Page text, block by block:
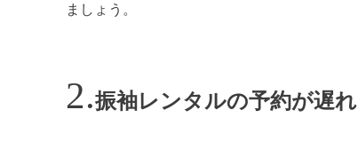
ましょう。
振袖レンタルの予約が遅